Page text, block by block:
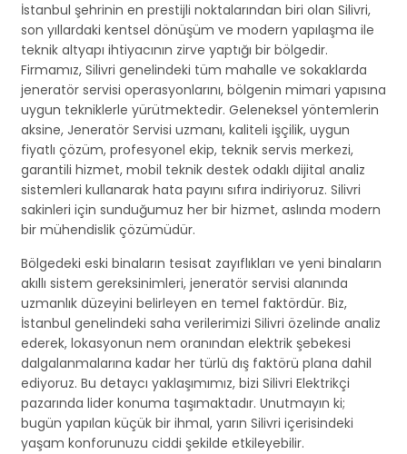
İstanbul şehrinin en prestijli noktalarından biri olan Silivri,
son yıllardaki kentsel dönüşüm ve modern yapılaşma ile
teknik altyapı ihtiyacının zirve yaptığı bir bölgedir.
Firmamız, Silivri genelindeki tüm mahalle ve sokaklarda
jeneratör servisi operasyonlarını, bölgenin mimari yapısına
uygun tekniklerle yürütmektedir. Geleneksel yöntemlerin
aksine, Jeneratör Servisi uzmanı, kaliteli işçilik, uygun
fiyatlı çözüm, profesyonel ekip, teknik servis merkezi,
garantili hizmet, mobil teknik destek odaklı dijital analiz
sistemleri kullanarak hata payını sıfıra indiriyoruz. Silivri
sakinleri için sunduğumuz her bir hizmet, aslında modern
bir mühendislik çözümüdür.
Bölgedeki eski binaların tesisat zayıflıkları ve yeni binaların
akıllı sistem gereksinimleri, jeneratör servisi alanında
uzmanlık düzeyini belirleyen en temel faktördür. Biz,
İstanbul genelindeki saha verilerimizi Silivri özelinde analiz
ederek, lokasyonun nem oranından elektrik şebekesi
dalgalanmalarına kadar her türlü dış faktörü plana dahil
ediyoruz. Bu detaycı yaklaşımımız, bizi Silivri Elektrikçi
pazarında lider konuma taşımaktadır. Unutmayın ki;
bugün yapılan küçük bir ihmal, yarın Silivri içerisindeki
yaşam konforunuzu ciddi şekilde etkileyebilir.